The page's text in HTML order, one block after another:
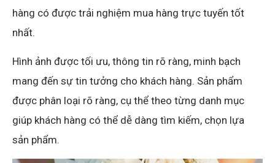
hàng có được trải nghiệm mua hàng trực tuyến tốt
nhất.
Hình ảnh được tối ưu, thông tin rõ ràng, minh bạch
mang đến sự tin tưởng cho khách hàng. Sản phẩm
được phân loại rõ ràng, cụ thể theo từng danh mục
giúp khách hàng có thể dễ dàng tìm kiếm, chọn lựa
sản phẩm.